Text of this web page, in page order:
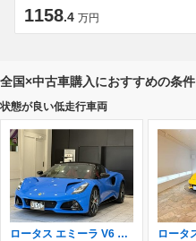
1158.4 万円
全国×中古車購入におすすめの条件
状態が良い低走行車両
ロータス エミーラ V6 ファーストエディション ディーラー車 ワンオーナー